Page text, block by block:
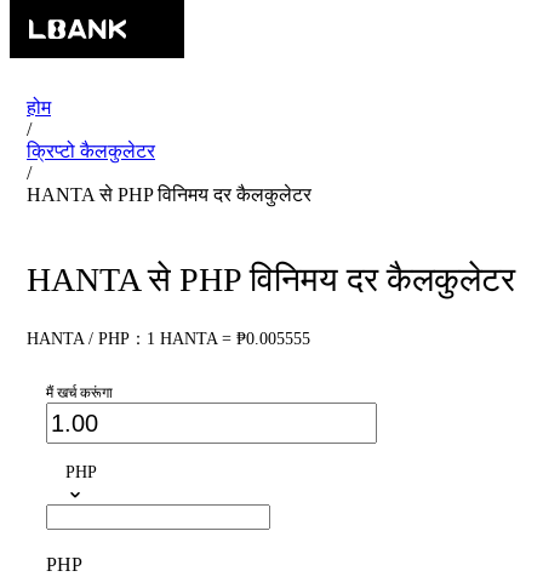
होम
/
क्रिप्टो कैलकुलेटर
/
HANTA से PHP विनिमय दर कैलकुलेटर
HANTA से PHP विनिमय दर कैलकुलेटर
HANTA / PHP：1 HANTA = ₱0.005555
मैं खर्च करूंगा
PHP
PHP